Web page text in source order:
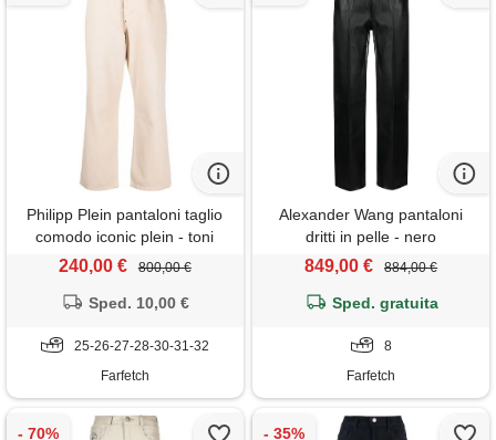
Philipp Plein pantaloni taglio
comodo iconic plein - toni
neutri
240,00 € 800,00 €
Sped. 10,00 €
25-26-27-28-30-31-32
Farfetch
Alexander Wang pantaloni
dritti in pelle - nero
849,00 € 884,00 €
Sped. gratuita
8
Farfetch